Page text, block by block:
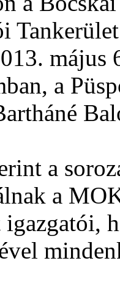
május
a
a
a